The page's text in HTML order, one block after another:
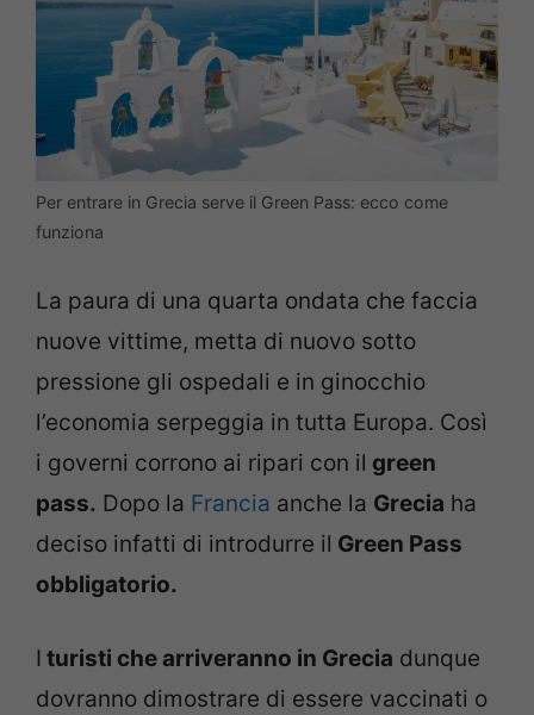
Per entrare in Grecia serve il Green Pass: ecco come
funziona
La paura di una quarta ondata che faccia
nuove vittime, metta di nuovo sotto
pressione gli ospedali e in ginocchio
l’economia serpeggia in tutta Europa. Così
i governi corrono ai ripari con il green
pass. Dopo la Francia anche la Grecia ha
deciso infatti di introdurre il Green Pass
obbligatorio.
I turisti che arriveranno in Grecia dunque
dovranno dimostrare di essere vaccinati o